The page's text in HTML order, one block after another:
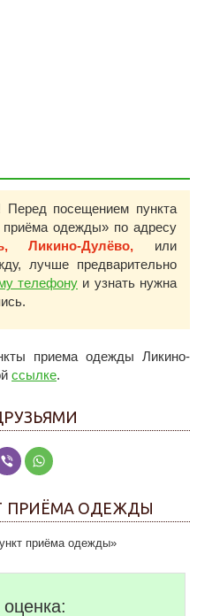
Перед посещением пункта
одежды» по адресу
Ликино-Дулёво, или
лучше предварительно
телефону и узнать нужна
приема одежды Ликино-
ссылке.
ПРИЁМА ОДЕЖДЫ
приёма одежды»